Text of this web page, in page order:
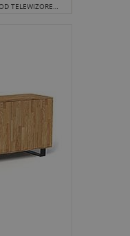
NIC NIE WYPEŁNI PRZESTRZENI POD TELEWIZOREM TAK DOBRZE, JAK NISKI, LECZ BARDZO ATRAKCYJNY WIZUALNIE MEBEL